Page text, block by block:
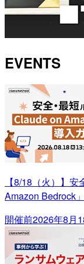
EVENTS
【8/18（火）】
Amazon Bedrock
開催前2026年8月